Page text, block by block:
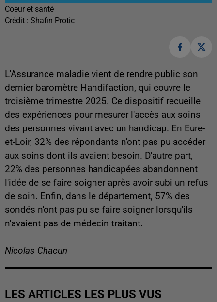
Coeur et santé
Crédit : Shafin Protic
L'Assurance maladie vient de rendre public son
dernier baromètre Handifaction, qui couvre le
troisième trimestre 2025. Ce dispositif recueille
des expériences pour mesurer l'accès aux soins
des personnes vivant avec un handicap. En Eure-
et-Loir, 32% des répondants n'ont pas pu accéder
aux soins dont ils avaient besoin. D'autre part,
22% des personnes handicapées abandonnent
l'idée de se faire soigner après avoir subi un refus
de soin. Enfin, dans le département, 57% des
sondés n'ont pas pu se faire soigner lorsqu'ils
n'avaient pas de médecin traitant.
Nicolas Chacun
LES ARTICLES LES PLUS VUS